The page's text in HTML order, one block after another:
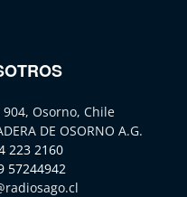
Osorno, Chile
DE OSORNO A.G.
223 2160
57244942